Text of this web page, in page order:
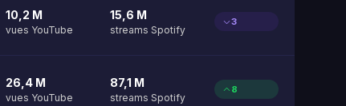
10,2 M
vues YouTube
15,6 M
streams Spotify
3
26,4 M
vues YouTube
87,1 M
streams Spotify
8